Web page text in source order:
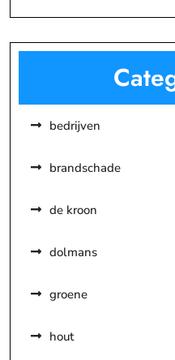
bedrijven
brandschade
de kroon
dolmans
groene
hout